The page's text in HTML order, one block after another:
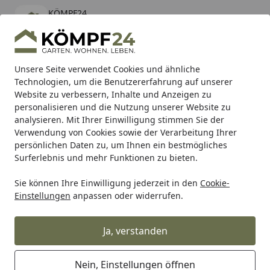
Unsere Seite verwendet Cookies und ähnliche
Technologien, um die Benutzererfahrung auf unserer
Website zu verbessern, Inhalte und Anzeigen zu
personalisieren und die Nutzung unserer Website zu
analysieren. Mit Ihrer Einwilligung stimmen Sie der
Verwendung von Cookies sowie der Verarbeitung Ihrer
persönlichen Daten zu, um Ihnen ein bestmögliches
Surferlebnis und mehr Funktionen zu bieten.
Sie können Ihre Einwilligung jederzeit in den Cookie-
Einstellungen anpassen oder widerrufen.
Ja, verstanden
Nein, Einstellungen öffnen
KÖMPF24
kostenlos - Im App Store
Hotline
Alle Produkte
Mein Konto
Suchen
Karibu Pools inkl. gratis Sandfilteranlage & Pool-
Starterset (Gesamtwert bis 468,99€)
Startseite
Makita Akku Werkzeuge Werkzeuge LXT 18V
Makita Akku-Schlagschrauber
Innensechskant LXT 18V
Ihre Artikelübersicht